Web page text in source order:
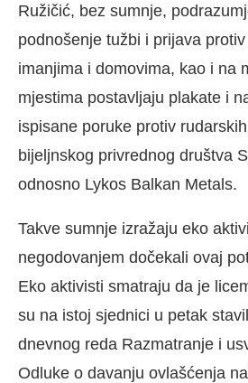
Ružičić, bez sumnje,
podnošenje tužbi i prijava
imanjima i domovima, kao i na
mjestima postavljaju plakate i
ispisane poruke protiv
bijeljnskog privrednog društva
odnosno Lykos Balkan Metals.
Takve sumnje izražaju eko
negodovanjem dočekali ovaj
Eko aktivisti smatraju da je
su na istoj sjednici u petak
dnevnog reda Razmatranje i
Odluke o davanju ovlašćenja